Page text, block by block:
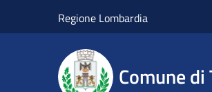
Regione Lombardia
Comune